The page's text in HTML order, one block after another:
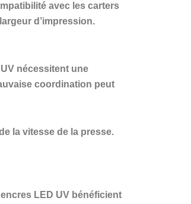
avec les carters
d’impression.
nécessitent une
coordination peut
la vitesse de la presse.
LED UV bénéficient